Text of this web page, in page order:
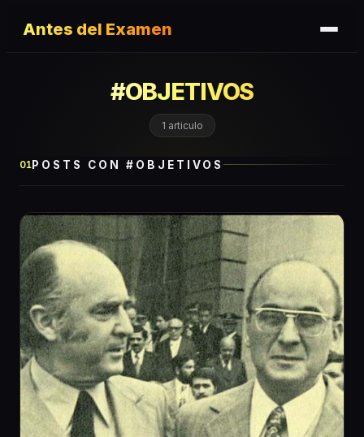
Antes del Examen
#OBJETIVOS
1 articulo
01POSTS CON # OBJETIVOS